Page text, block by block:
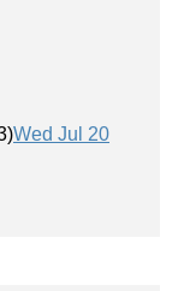
Wed Jul 20